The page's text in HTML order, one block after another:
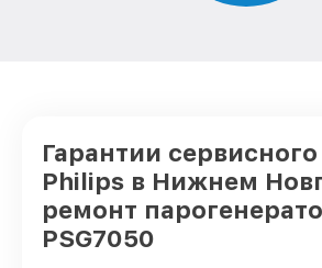
Гарантии
Philips в Нижнем
ремонт
PSG7050